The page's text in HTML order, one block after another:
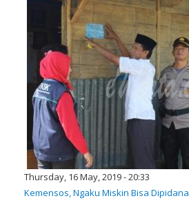
Thursday, 16 May, 2019 - 20:33
Kemensos, Ngaku Miskin Bisa Dipidana